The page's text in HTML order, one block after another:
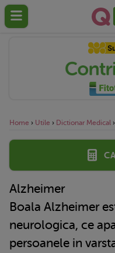
Home › Utile › Dictionar Medical ›
Alzheimer
Boala Alzheimer
neurologica, ce
persoanele in